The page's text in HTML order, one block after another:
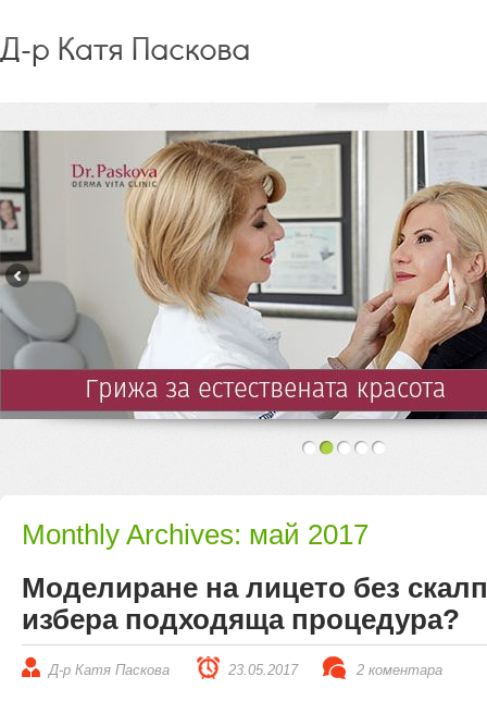
Monthly Archives: май 2017
Mоделиране на лицето без
избера подходяща процедура?
Д-р Катя Паскова 23.05.2017 2 коментара